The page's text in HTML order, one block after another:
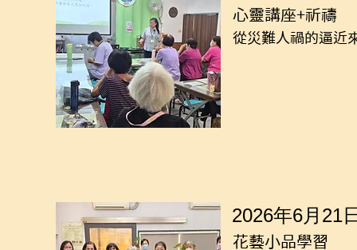
心靈講座+祈禱
從災難人禍的逼近
2026年6月21
花藝小品學習